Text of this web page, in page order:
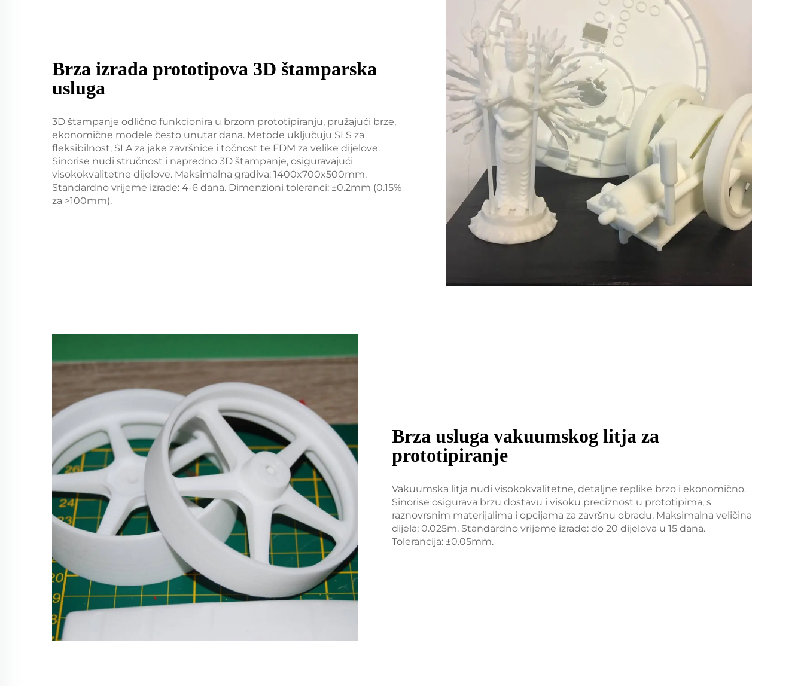
Brza izrada prototipova 3D štamparska
usluga
3D štampanje odlično funkcionira u brzom prototipiranju, pružajući brze,
ekonomične modele često unutar dana. Metode uključuju SLS za
fleksibilnost, SLA za jake završnice i točnost te FDM za velike dijelove.
Sinorise nudi stručnost i napredno 3D štampanje, osiguravajući
visokokvalitetne dijelove. Maksimalna gradiva: 1400x700x500mm.
Standardno vrijeme izrade: 4-6 dana. Dimenzioni toleranci: ±0.2mm (0.15%
za >100mm).
Brza usluga vakuumskog litja za
prototipiranje
Vakuumska litja nudi visokokvalitetne, detaljne replike brzo i ekonomično.
Sinorise osigurava brzu dostavu i visoku preciznost u prototipima, s
raznovrsnim materijalima i opcijama za završnu obradu. Maksimalna veličina
dijela: 0.025m. Standardno vrijeme izrade: do 20 dijelova u 15 dana.
Tolerancija: ±0.05mm.